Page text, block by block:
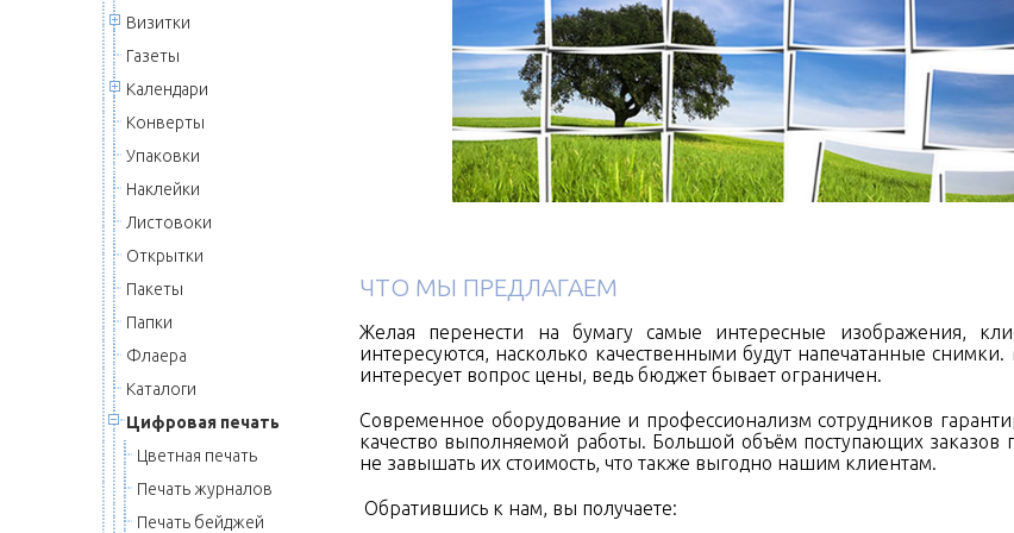
ЧТО МЫ ПРЕДЛАГАЕМ
Желая перенести на бумагу самые интересные изображения,
интересуются, насколько качественными будут напечатанные
интересует вопрос цены, ведь бюджет бывает ограничен.
Современное оборудование и профессионализм сотрудников
качество выполняемой работы. Большой объём поступающих заказов
не завышать их стоимость, что также выгодно нашим клиентам.
Обратившись к нам, вы получаете:
Визитки
Газеты
Календари
Конверты
Упаковки
Наклейки
Листовоки
Открытки
Пакеты
Папки
Флаера
Каталоги
Цифровая печать
Цветная печать
Печать журналов
Печать бейджей